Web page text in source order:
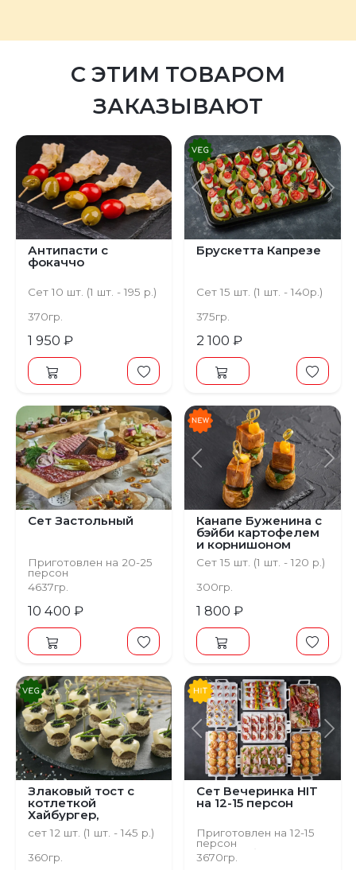
С ЭТИМ ТОВАРОМ
ЗАКАЗЫВАЮТ
Антипасти с
фокаччо
Сет 10 шт. (1 шт. - 195 р.)
370гр.
1 950 ₽
Предыдущий
Брускетта Капрезе
Сет 15 шт. (1 шт. - 140р.)
375гр.
2 100 ₽
Сет Застольный
Приготовлен на 20-25
персон
4637гр.
10 400 ₽
Предыдущий
Канапе Буженина с
бэйби картофелем
и корнишоном
Сет 15 шт. (1 шт. - 120 р.)
300гр.
1 800 ₽
Злаковый тост с
котлеткой
Хайбургер,
растительным
сыром,шпинатом и
белковой икрой
сет 12 шт. (1 шт. - 145 р.)
360гр.
Предыдущий
Сет Вечеринка HIT
на 12-15 персон
Приготовлен на 12-15
персон
от 1157 руб. на персону
3670гр.